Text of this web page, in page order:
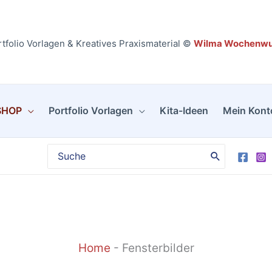
Vorlagen & Kreatives Praxismaterial © Wilma
Portfolio Vorlagen Kita-Ideen Mein
Search
for:
Home - Fensterbilder